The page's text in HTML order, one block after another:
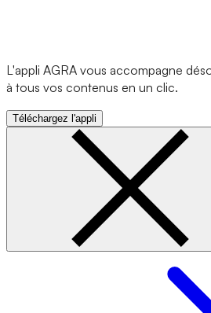
L'appli AGRA vous accompagne
à tous vos contenus en un clic.
Téléchargez l'appli